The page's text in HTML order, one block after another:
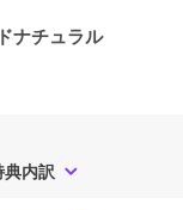
ナチュラル
典内訳